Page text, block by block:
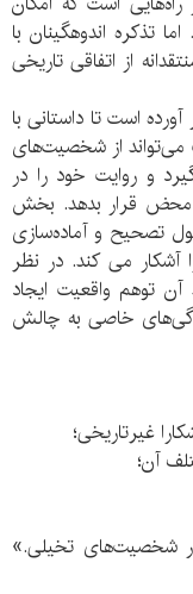
تذکره اندوهگینان با
از اتفاقی تاریخی
است تا داستانی با
می‌تواند از شخصیت‌های
و روایت خود را در
محض قرار بدهد. بخش
تصحیح و آماده‌سازی
می کند. در نظر
توهم واقعیت ایجاد
خاصی به چالش
غیرتاریخی؛
آن؛
شخصیت‌های تخیلی.»